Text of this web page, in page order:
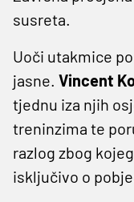
susreta.
Uoči utakmice
jasne. Vincent
tjednu iza njih
treninzima te
razlog zbog
isključivo o